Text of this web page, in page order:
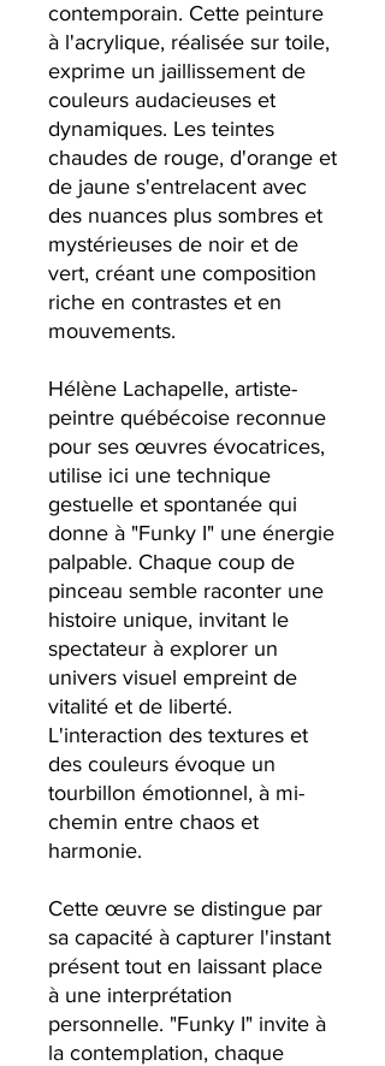
contemporain. Cette peinture
à l'acrylique, réalisée sur toile,
exprime un jaillissement de
couleurs audacieuses et
dynamiques. Les teintes
chaudes de rouge, d'orange et
de jaune s'entrelacent avec
des nuances plus sombres et
mystérieuses de noir et de
vert, créant une composition
riche en contrastes et en
mouvements.
Hélène Lachapelle, artiste-
peintre québécoise reconnue
pour ses œuvres évocatrices,
utilise ici une technique
gestuelle et spontanée qui
donne à "Funky I" une énergie
palpable. Chaque coup de
pinceau semble raconter une
histoire unique, invitant le
spectateur à explorer un
univers visuel empreint de
vitalité et de liberté.
L'interaction des textures et
des couleurs évoque un
tourbillon émotionnel, à mi-
chemin entre chaos et
harmonie.
Cette œuvre se distingue par
sa capacité à capturer l'instant
présent tout en laissant place
à une interprétation
personnelle. "Funky I" invite à
la contemplation, chaque